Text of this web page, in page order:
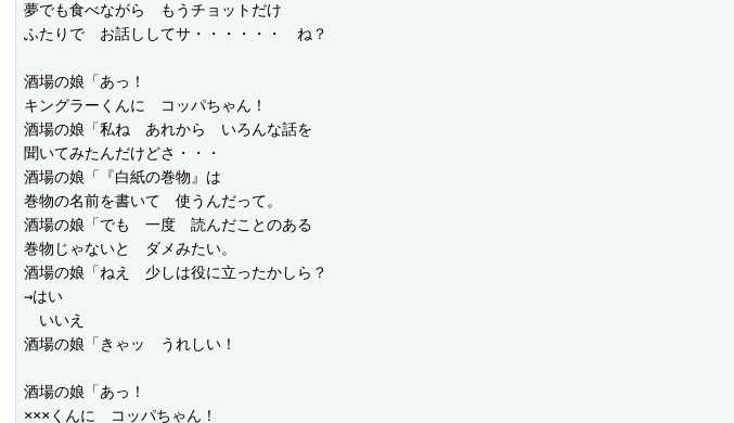
夢でも食べながら　もうチョットだけ
ふたりで　お話ししてサ・・・・・・　ね？
酒場の娘「あっ！
キングラーくんに　コッパちゃん！
酒場の娘「私ね　あれから　いろんな話を
聞いてみたんだけどさ・・・
酒場の娘「『白紙の巻物』は
巻物の名前を書いて　使うんだって。
酒場の娘「でも　一度　読んだことのある
巻物じゃないと　ダメみたい。
酒場の娘「ねえ　少しは役に立ったかしら？
→はい
いいえ
酒場の娘「きゃッ　うれしい！
酒場の娘「あっ！
×××くんに　コッパちゃん！